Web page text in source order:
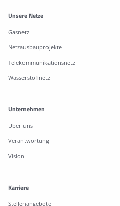
Weitere Informationen
Unsere Netze
Gasnetz
Netzausbauprojekte
Telekommunikationsnetz
Wasserstoffnetz
Unternehmen
Über uns
Verantwortung
Vision
Karriere
Stellenangebote